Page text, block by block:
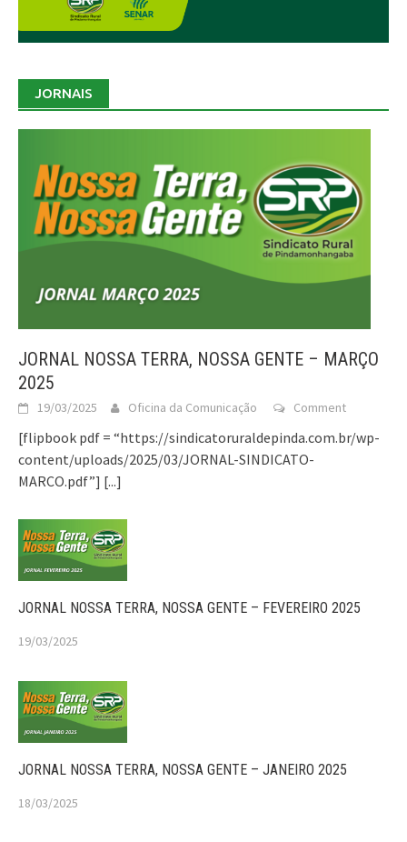
JORNAIS
JORNAL NOSSA TERRA, NOSSA GENTE – MARÇO
2025
19/03/2025 Oficina da Comunicação Comment
[flipbook pdf = “https://sindicatoruraldepinda.com.br/wp-
content/uploads/2025/03/JORNAL-SINDICATO-
MARCO.pdf”] [...]
JORNAL NOSSA TERRA, NOSSA GENTE – FEVEREIRO 2025
19/03/2025
JORNAL NOSSA TERRA, NOSSA GENTE – JANEIRO 2025
18/03/2025